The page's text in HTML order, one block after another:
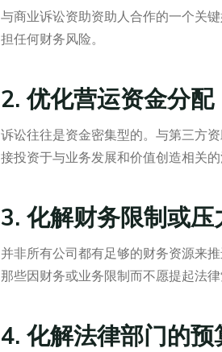
与商业诉讼资助资助人合作的一个关
担任何财务风险。
2.优化营运资金分配
诉讼往往是资金密集型的。与第三方
接投资于与业务发展和价值创造相关
3. 化解财务限制或压
并非所有公司都有足够的财务资源来
那些因财务或业务限制而不愿提起法
4. 化解法律部门的预